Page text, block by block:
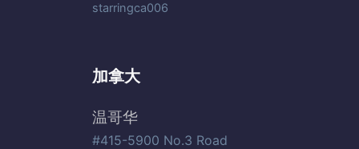
starringca006
加拿大
温哥华
#415-5900 No.3 Road